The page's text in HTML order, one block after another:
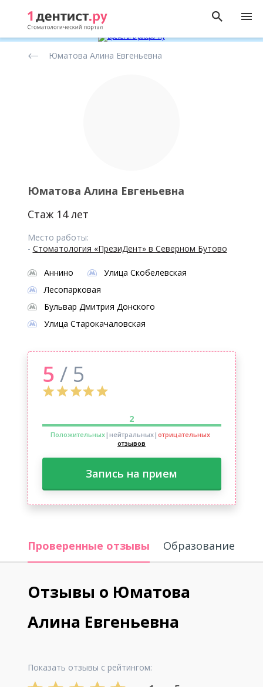
стоматологов
Юматова Алина Евгеньевна
Юматова Алина Евгеньевна
Стаж 14 лет
Место работы:
- Стоматология «ПрезиДент» в Северном Бутово
Аннино
Улица Скобелевская
Лесопарковая
Бульвар Дмитрия Донского
Улица Старокачаловская
5 / 5
2
Положительных|нейтральных| отрицательных
отзывов
Запись на прием
Проверенные отзывы Образование
Отзывы о Юматова
Алина Евгеньевна
Показать отзывы с рейтингом: